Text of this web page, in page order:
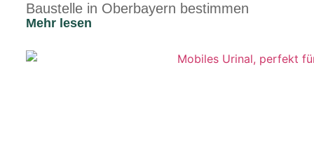
Baustelle in Oberbayern bestimmen
Mehr lesen